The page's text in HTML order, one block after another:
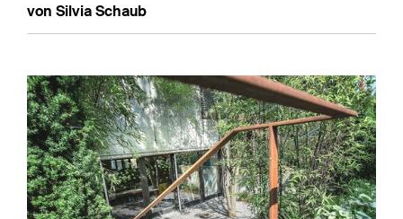
von Silvia Schaub